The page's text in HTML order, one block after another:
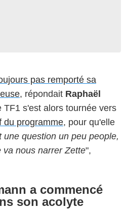
pas remporté sa
, répondait Raphaël
TF1 s'est alors tournée vers
du programme, pour qu'elle
une question un peu people,
nous narrer Zette",
a commencé
son acolyte